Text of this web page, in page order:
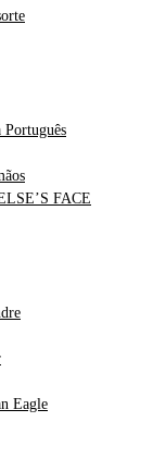
Português
FACE
Eagle